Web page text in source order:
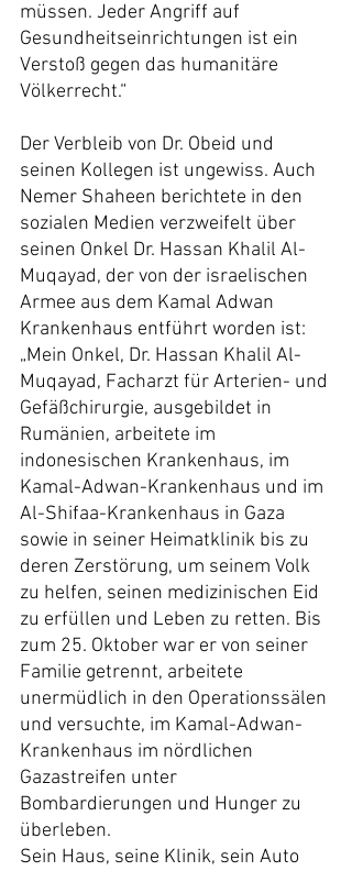
müssen. Jeder Angriff auf
Gesundheitseinrichtungen ist ein
Verstoß gegen das humanitäre
Völkerrecht.“
Der Verbleib von Dr. Obeid und
seinen Kollegen ist ungewiss. Auch
Nemer Shaheen berichtete in den
sozialen Medien verzweifelt über
seinen Onkel Dr. Hassan Khalil Al-
Muqayad, der von der israelischen
Armee aus dem Kamal Adwan
Krankenhaus entführt worden ist:
„Mein Onkel, Dr. Hassan Khalil Al-
Muqayad, Facharzt für Arterien- und
Gefäßchirurgie, ausgebildet in
Rumänien, arbeitete im
indonesischen Krankenhaus, im
Kamal-Adwan-Krankenhaus und im
Al-Shifaa-Krankenhaus in Gaza
sowie in seiner Heimatklinik bis zu
deren Zerstörung, um seinem Volk
zu helfen, seinen medizinischen Eid
zu erfüllen und Leben zu retten. Bis
zum 25. Oktober war er von seiner
Familie getrennt, arbeitete
unermüdlich in den Operationssälen
und versuchte, im Kamal-Adwan-
Krankenhaus im nördlichen
Gazastreifen unter
Bombardierungen und Hunger zu
überleben.
Sein Haus, seine Klinik, sein Auto